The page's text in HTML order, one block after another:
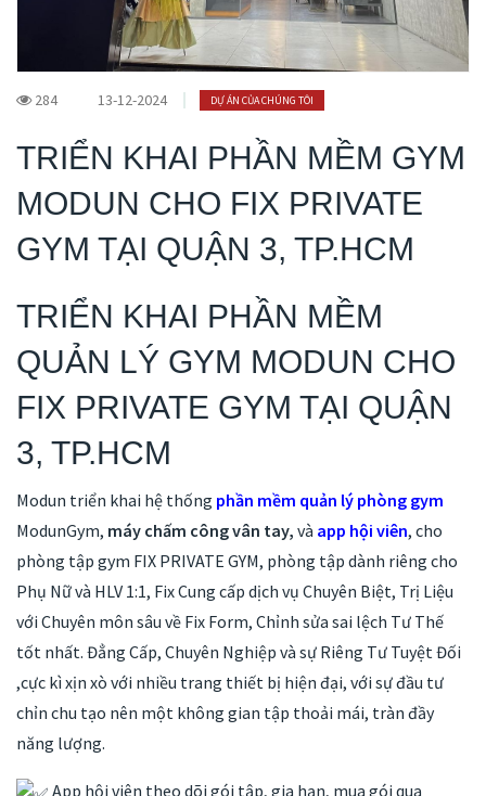
284 13-12-2024 DỰ ÁN CỦA CHÚNG TÔI
TRIỂN KHAI PHẦN MỀM GYM
MODUN CHO FIX PRIVATE
GYM TẠI QUẬN 3, TP.HCM
TRIỂN KHAI PHẦN MỀM
QUẢN LÝ GYM MODUN CHO
FIX PRIVATE GYM TẠI QUẬN
3, TP.HCM
Modun triển khai hệ thống phần mềm quản lý phòng gym
ModunGym, máy chấm công vân tay, và app hội viên, cho
phòng tập gym FIX PRIVATE GYM, phòng tập dành riêng cho
Phụ Nữ và HLV 1:1, Fix Cung cấp dịch vụ Chuyên Biệt, Trị Liệu
với Chuyên môn sâu về Fix Form, Chỉnh sửa sai lệch Tư Thế
tốt nhất. Đẳng Cấp, Chuyên Nghiệp và sự Riêng Tư Tuyệt Đối
,cực kì xịn xò với nhiều trang thiết bị hiện đại, với sự đầu tư
chỉn chu tạo nên một không gian tập thoải mái, tràn đầy
năng lượng.
App hội viên theo dõi gói tập, gia hạn, mua gói qua